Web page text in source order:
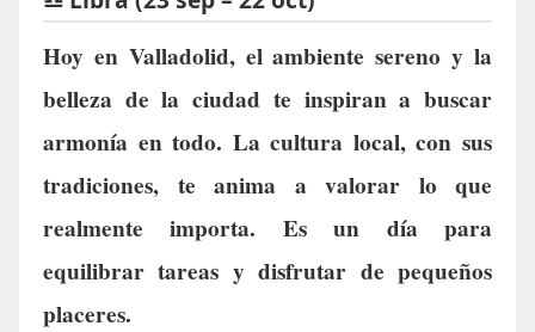
Hoy en Valladolid, el ambiente sereno y la
belleza de la ciudad te inspiran a buscar
armonía en todo. La cultura local, con sus
tradiciones, te anima a valorar lo que
realmente importa. Es un día para
equilibrar tareas y disfrutar de pequeños
placeres.